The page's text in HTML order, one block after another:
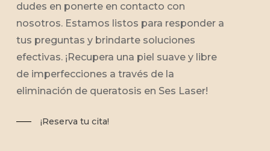
dudes en ponerte en contacto con
nosotros. Estamos listos para responder a
tus preguntas y brindarte soluciones
efectivas. ¡Recupera una piel suave y libre
de imperfecciones a través de la
eliminación de queratosis en Ses Laser!
¡Reserva tu cita!